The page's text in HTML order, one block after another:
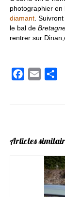
photographier
diamant .
le bal de
rentrer sur
Facebook
Email
Articles